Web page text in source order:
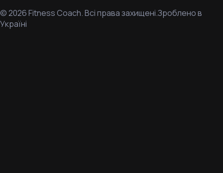
©2026Fitness Coach.Всі права захищені.Зроблено в
Україні